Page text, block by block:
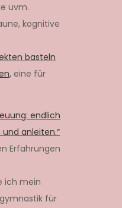
uvm.
kognitive
basteln
eine für
endlich
anleiten.“
Erfahrungen
ich mein
für